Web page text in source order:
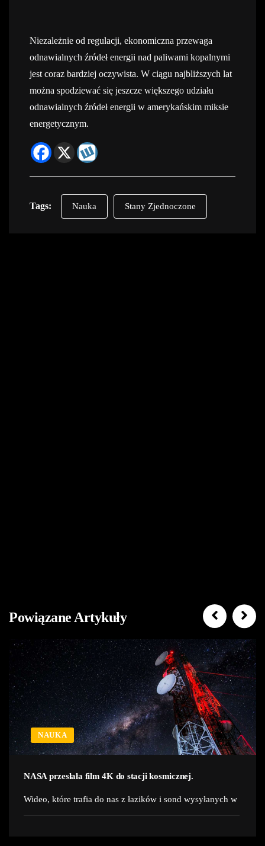
Niezależnie od regulacji, ekonomiczna przewaga
odnawialnych źródeł energii nad paliwami kopalnymi
jest coraz bardziej oczywista. W ciągu najbliższych lat
można spodziewać się jeszcze większego udziału
odnawialnych źródeł energii w amerykańskim miksie
energetycznym.
Tags: Nauka Stany Zjednoczone
Powiązane Artykuły
NAUKA
NASA przesłała film 4K do stacji kosmicznej.
Wideo, które trafia do nas z łazików i sond wysyłanych w